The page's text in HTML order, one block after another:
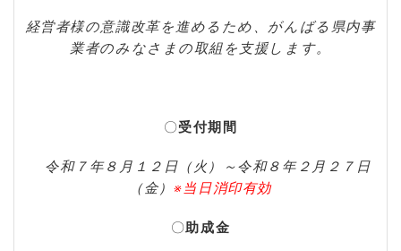
経営者様の意識改革を進めるため、がんばる県内事
業者のみなさまの取組を支援します。
〇受付期間
令和７年８月１２日（火）～令和８年２月２７日
（金） ※当日消印有効
〇助成金